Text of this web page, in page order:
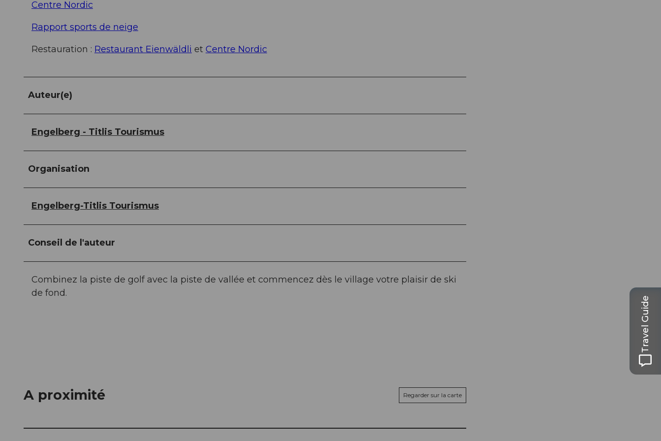
Centre Nordic
Rapport sports de neige
Restauration : Restaurant Eienwäldli et Centre Nordic
Auteur(e)
Engelberg - Titlis Tourismus
Organisation
Engelberg-Titlis Tourismus
Conseil de l'auteur
Combinez la piste de golf avec la piste de vallée et commencez dès le village votre plaisir de ski
de fond.
A proximité Regarder sur la carte
Travel Guide